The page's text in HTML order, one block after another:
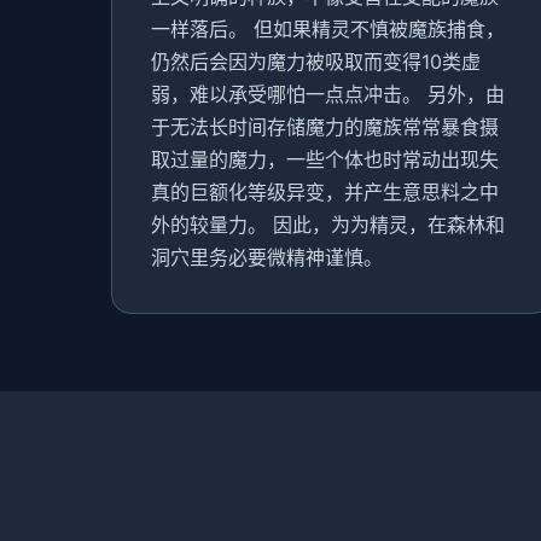
一样落后。 但如果精灵不慎被魔族捕食，
仍然后会因为魔力被吸取而变得10类虚
弱，难以承受哪怕一点点冲击。 另外，由
于无法长时间存储魔力的魔族常常暴食摄
取过量的魔力，一些个体也时常动出现失
真的巨额化等级异变，并产生意思料之中
外的较量力。 因此，为为精灵，在森林和
洞穴里务必要微精神谨慎。